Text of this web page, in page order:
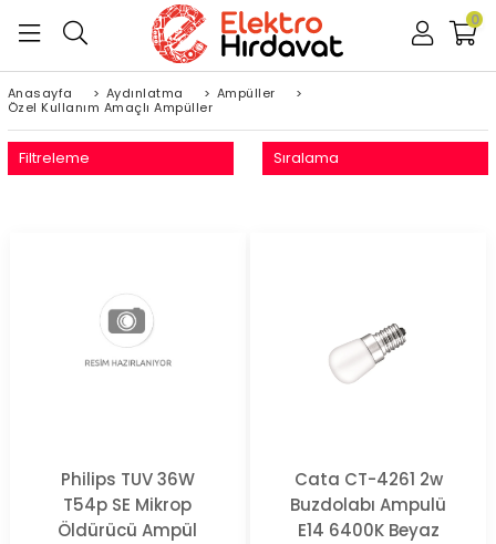
0
Anasayfa > Aydınlatma > Ampüller
>
Özel Kullanım Amaçlı Ampüller
Filtreleme Sıralama
Philips TUV 36W
T54p SE Mikrop
Öldürücü Ampül
Cata CT-4261 2w
Buzdolabı Ampulü
E14 6400K Beyaz